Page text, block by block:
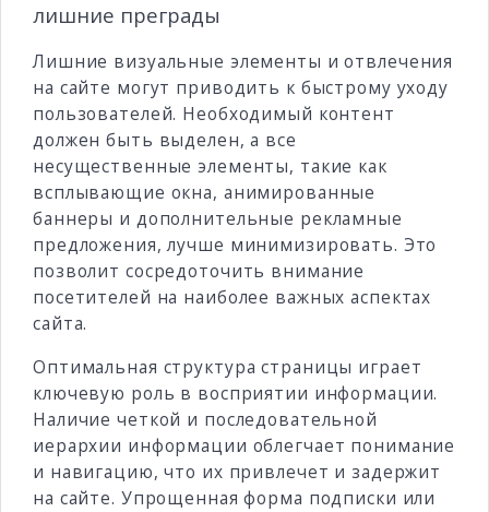
лишние преграды
Лишние визуальные элементы и отвлечения
на сайте могут приводить к быстрому уходу
пользователей. Необходимый контент
должен быть выделен, а все
несущественные элементы, такие как
всплывающие окна, анимированные
баннеры и дополнительные рекламные
предложения, лучше минимизировать. Это
позволит сосредоточить внимание
посетителей на наиболее важных аспектах
сайта.
Оптимальная структура страницы играет
ключевую роль в восприятии информации.
Наличие четкой и последовательной
иерархии информации облегчает понимание
и навигацию, что их привлечет и задержит
на сайте. Упрощенная форма подписки или